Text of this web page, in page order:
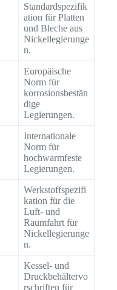
Standardspezifik
ation für Platten
und Bleche aus
Nickellegierunge
n.
Europäische
Norm für
korrosionsbestän
dige
Legierungen.
Internationale
Norm für
hochwarmfeste
Legierungen.
Werkstoffspezifi
kation für die
Luft- und
Raumfahrt für
Nickellegierunge
n.
Kessel- und
Druckbehältervo
rschriften für